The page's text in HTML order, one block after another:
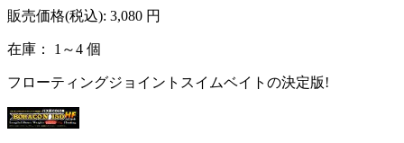
販売価格(税込): 3,080 円
在庫： 1～4 個
フローティングジョイントスイムベイトの決定版!